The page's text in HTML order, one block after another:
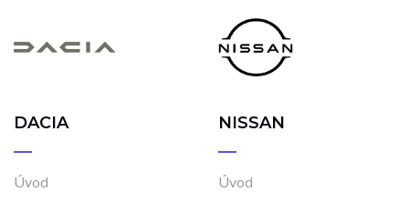
DACIA
Úvod
NISSAN
Úvod